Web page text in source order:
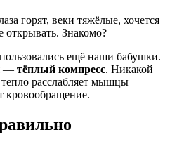
горят, веки тяжёлые, хочется
открывать. Знакомо?
ещё наши бабушки.
— тёплый компресс. Никакой
расслабляет мышцы
кровообращение.